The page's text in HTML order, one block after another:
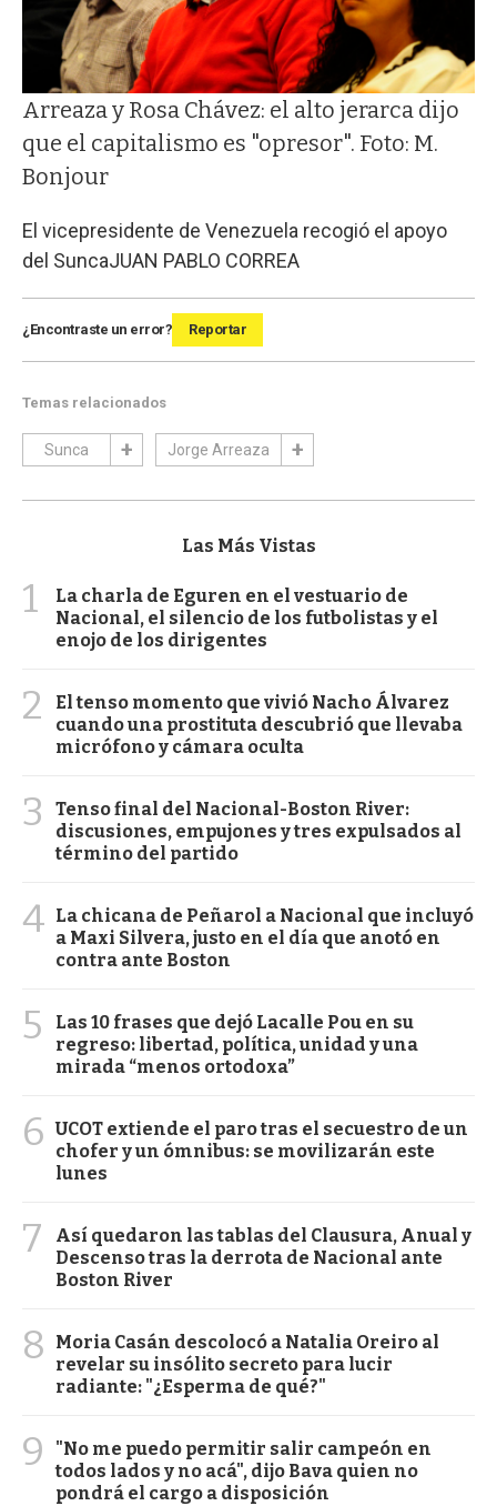
Arreaza y Rosa Chávez: el alto jerarca dijo
que el capitalismo es "opresor". Foto: M.
Bonjour
El vicepresidente de Venezuela recogió el apoyo
del SuncaJUAN PABLO CORREA
¿Encontraste un error? Reportar
Temas relacionados
Sunca Jorge Arreaza
Las Más Vistas
1
La charla de Eguren en el vestuario de
Nacional, el silencio de los futbolistas y el
enojo de los dirigentes
2
El tenso momento que vivió Nacho Álvarez
cuando una prostituta descubrió que llevaba
micrófono y cámara oculta
3
Tenso final del Nacional-Boston River:
discusiones, empujones y tres expulsados al
término del partido
4 La chicana de Peñarol a Nacional que incluyó
a Maxi Silvera, justo en el día que anotó en
contra ante Boston
5
Las 10 frases que dejó Lacalle Pou en su
regreso: libertad, política, unidad y una
mirada “menos ortodoxa”
6 UCOT extiende el paro tras el secuestro de un
chofer y un ómnibus: se movilizarán este
lunes
7
Así quedaron las tablas del Clausura, Anual y
Descenso tras la derrota de Nacional ante
Boston River
8
Moria Casán descolocó a Natalia Oreiro al
revelar su insólito secreto para lucir
radiante: "¿Esperma de qué?"
9
"No me puedo permitir salir campeón en
todos lados y no acá", dijo Bava quien no
pondrá el cargo a disposición